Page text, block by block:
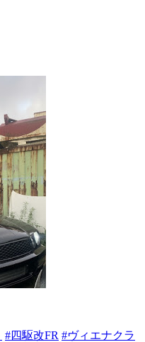
#四駆改FR #ヴィエナクラ